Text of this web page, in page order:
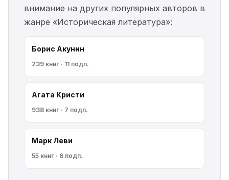
внимание на других популярных авторов в
жанре «Историческая литература»:
Борис Акунин
239 книг · 11 подп.
Агата Кристи
938 книг · 7 подп.
Марк Леви
55 книг · 6 подп.